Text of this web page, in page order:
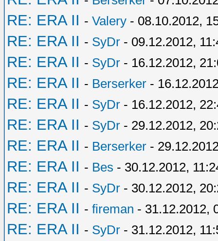
RE: ERA II - Valery - 08.10.2012,
RE: ERA II - SyDr - 09.12.2012,
RE: ERA II - SyDr - 16.12.2012,
RE: ERA II - Berserker -
RE: ERA II - SyDr - 16.12.2012,
RE: ERA II - SyDr - 29.12.2012,
RE: ERA II - Berserker -
RE: ERA II - Bes - 30.12.2012,
RE: ERA II - SyDr - 30.12.2012,
RE: ERA II - fireman - 31.12.2012,
RE: ERA II - SyDr - 31.12.2012,